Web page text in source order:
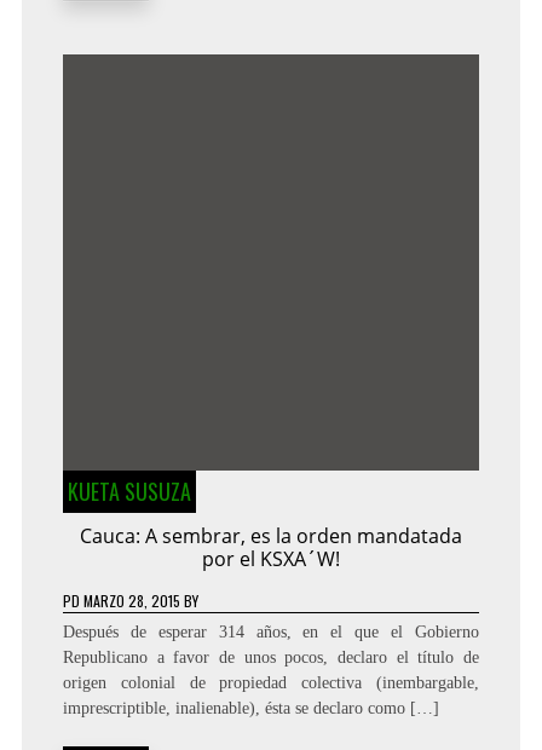
KUETA SUSUZA
Cauca: A sembrar, es la orden mandatada
por el KSXA´W!
PD MARZO 28, 2015 BY
Después de esperar 314 años, en el que el Gobierno
Republicano a favor de unos pocos, declaro el título de
origen colonial de propiedad colectiva (inembargable,
imprescriptible, inalienable), ésta se declaro como […]